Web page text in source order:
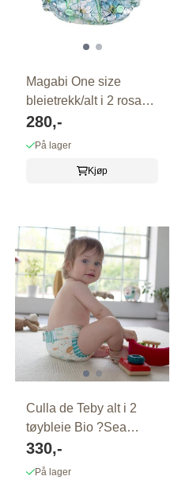
Magabi One size
bleietrekk/alt i 2 rosa
med mint
280,-
På lager
Kjøp
Culla de Teby alt i 2
tøybleie Bio ?Sea
World? M
330,-
På lager